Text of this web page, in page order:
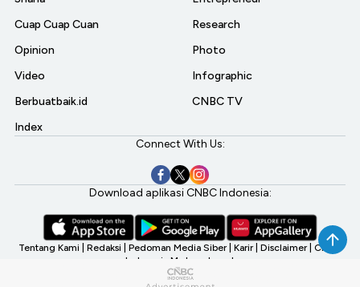
Cuap Cuap Cuan
Opinion
Video
Berbuatbaik.id
Index
Research
Photo
Infographic
CNBC TV
Connect With Us:
Download aplikasi CNBC Indonesia:
Tentang Kami Redaksi Pedoman Media Siber Karir Disclaimer CNBC
Indonesia My Investment
©2026 CNBC Indonesia, A Transmedia Company